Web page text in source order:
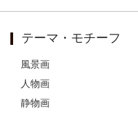
テーマ・モチーフ
風景画
人物画
静物画